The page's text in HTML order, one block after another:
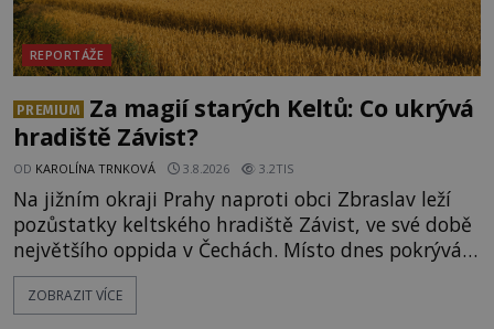
REPORTÁŽE
PREMIUM
Za magií starých Keltů: Co ukrývá
hradiště Závist?
OD KAROLÍNA TRNKOVÁ 3.8.2026 3.2TIS
Na jižním okraji Prahy naproti obci Zbraslav leží
pozůstatky keltského hradiště Závist, ve své době
největšího oppida v Čechách. Místo dnes pokrývá
les, zbytky po kdysi monumentálním hradišti jsou
ale v terénu patrné stále. Co dalšího tu po Keltech
ZOBRAZIT VÍCE